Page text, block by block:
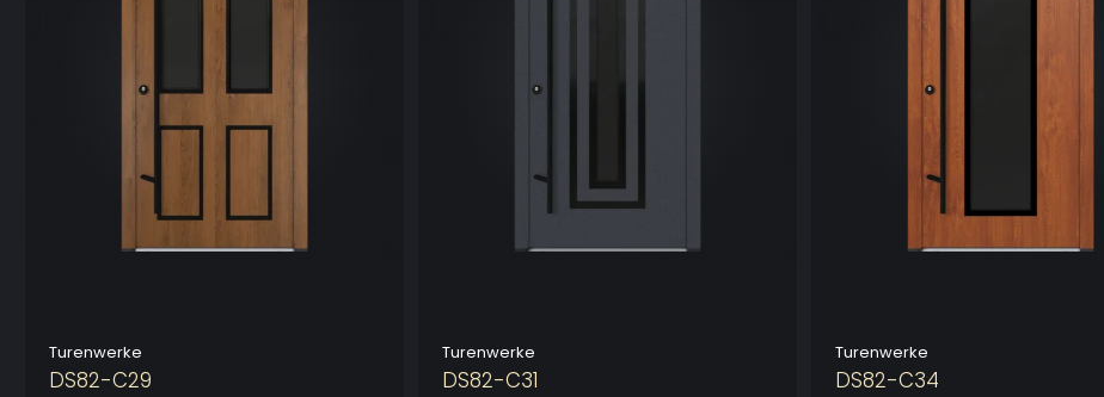
Turenwerke
DS82-C29
Turenwerke
DS82-C31
Turenwerke
DS82-C34